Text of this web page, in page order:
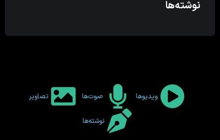
نوشته‌ها
ویدیوها صوت‌ها تصاویر
نوشته‌ها